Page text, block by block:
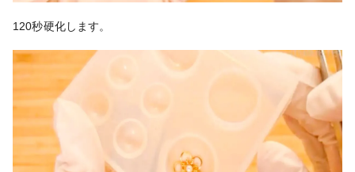
120秒硬化します。